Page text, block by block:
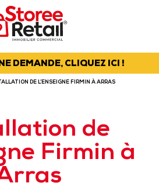
DEMANDE, CLIQUEZ ICI !
DE L’ENSEIGNE FIRMIN À ARRAS
de
Firmin à